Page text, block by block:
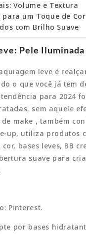
Volume e Textura
para um Toque de
com Brilho Suave
Pele
leve é
o que você já tem
tendência para 2024
sem aquele
de make , também
up, utiliza produtos
bases leves, BB
suave para
Pinterest.
por bases